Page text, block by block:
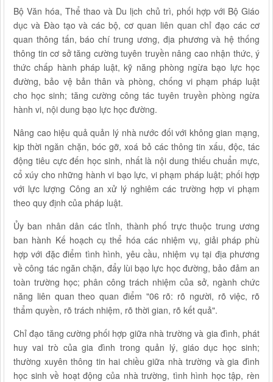
Bộ Văn hóa, Thể thao và Du lịch chủ trì, phối hợp với Bộ Giáo
dục và Đào tạo và các bộ, cơ quan liên quan chỉ đạo các cơ
quan thông tấn, báo chí trung ương, địa phương và hệ thống
thông tin cơ sở tăng cường tuyên truyền nâng cao nhận thức, ý
thức chấp hành pháp luật, kỹ năng phòng ngừa bạo lực học
đường, bảo vệ bản thân và phòng, chống vi phạm pháp luật
cho học sinh; tăng cường công tác tuyên truyền phòng ngừa
hành vi, nội dung bạo lực học đường.
Nâng cao hiệu quả quản lý nhà nước đối với không gian mạng,
kịp thời ngăn chặn, bóc gỡ, xoá bỏ các thông tin xấu, độc, tác
động tiêu cực đến học sinh, nhất là nội dung thiếu chuẩn mực,
cổ xúy cho những hành vi bạo lực, vi phạm pháp luật; phối hợp
với lực lượng Công an xử lý nghiêm các trường hợp vi phạm
theo quy định của pháp luật.
Ủy ban nhân dân các tỉnh, thành phố trực thuộc trung ương
ban hành Kế hoạch cụ thể hóa các nhiệm vụ, giải pháp phù
hợp với đặc điểm tình hình, yêu cầu, nhiệm vụ tại địa phương
về công tác ngăn chặn, đẩy lùi bạo lực học đường, bảo đảm an
toàn trường học; phân công trách nhiệm của sở, ngành chức
năng liên quan theo quan điểm "06 rõ: rõ người, rõ việc, rõ
thẩm quyền, rõ trách nhiệm, rõ thời gian, rõ kết quả".
Chỉ đạo tăng cường phối hợp giữa nhà trường và gia đình, phát
huy vai trò của gia đình trong quản lý, giáo dục học sinh;
thường xuyên thông tin hai chiều giữa nhà trường và gia đình
học sinh về hoạt động của nhà trường, tình hình học tập, rèn